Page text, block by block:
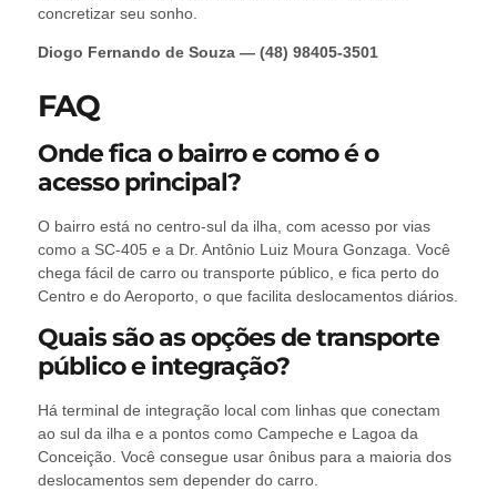
concretizar seu sonho.
Diogo Fernando de Souza — (48) 98405-3501
FAQ
Onde fica o bairro e como é o
acesso principal?
O bairro está no centro-sul da ilha, com acesso por vias
como a SC-405 e a Dr. Antônio Luiz Moura Gonzaga. Você
chega fácil de carro ou transporte público, e fica perto do
Centro e do Aeroporto, o que facilita deslocamentos diários.
Quais são as opções de transporte
público e integração?
Há terminal de integração local com linhas que conectam
ao sul da ilha e a pontos como Campeche e Lagoa da
Conceição. Você consegue usar ônibus para a maioria dos
deslocamentos sem depender do carro.